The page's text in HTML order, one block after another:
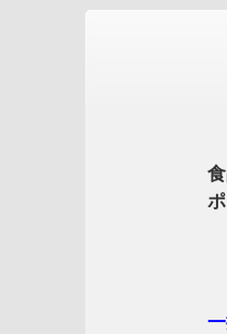
残留
食品の原材
ポジテ
一括検